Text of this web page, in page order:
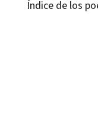
Índice de los